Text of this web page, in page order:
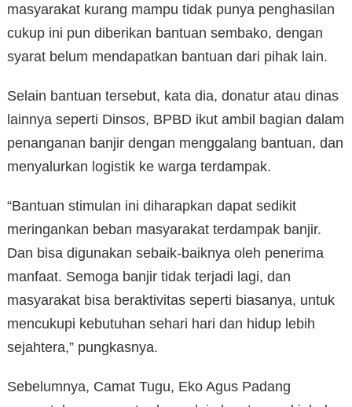
masyarakat kurang mampu tidak punya penghasilan
cukup ini pun diberikan bantuan sembako, dengan
syarat belum mendapatkan bantuan dari pihak lain.
Selain bantuan tersebut, kata dia, donatur atau dinas
lainnya seperti Dinsos, BPBD ikut ambil bagian dalam
penanganan banjir dengan menggalang bantuan, dan
menyalurkan logistik ke warga terdampak.
“Bantuan stimulan ini diharapkan dapat sedikit
meringankan beban masyarakat terdampak banjir.
Dan bisa digunakan sebaik-baiknya oleh penerima
manfaat. Semoga banjir tidak terjadi lagi, dan
masyarakat bisa beraktivitas seperti biasanya, untuk
mencukupi kebutuhan sehari hari dan hidup lebih
sejahtera,” pungkasnya.
Sebelumnya, Camat Tugu, Eko Agus Padang